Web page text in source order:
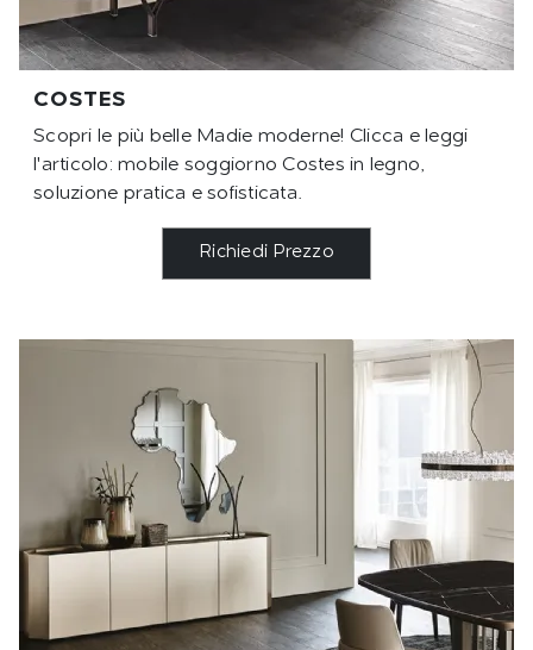
COSTES
Scopri le più belle Madie moderne! Clicca e leggi
l'articolo: mobile soggiorno Costes in legno,
soluzione pratica e sofisticata.
Richiedi Prezzo